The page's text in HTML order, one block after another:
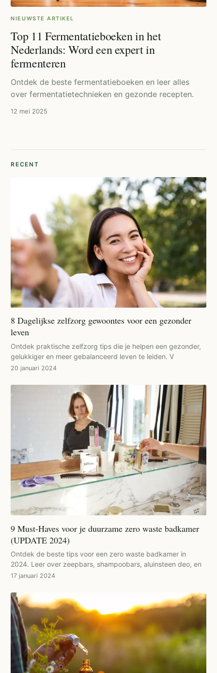
NIEUWSTE ARTIKEL
Top 11 Fermentatieboeken in het
Nederlands: Word een expert in
fermenteren
Ontdek de beste fermentatieboeken en leer alles
over fermentatietechnieken en gezonde recepten.
12 mei 2025
RECENT
8 Dagelijkse zelfzorg gewoontes voor een gezonder
leven
Ontdek praktische zelfzorg tips die je helpen een gezonder,
gelukkiger en meer gebalanceerd leven te leiden. V
20 januari 2024
9 Must-Haves voor je duurzame zero waste badkamer
(UPDATE 2024)
Ontdek de beste tips voor een zero waste badkamer in
2024. Leer over zeepbars, shampoobars, aluinsteen deo, en
17 januari 2024